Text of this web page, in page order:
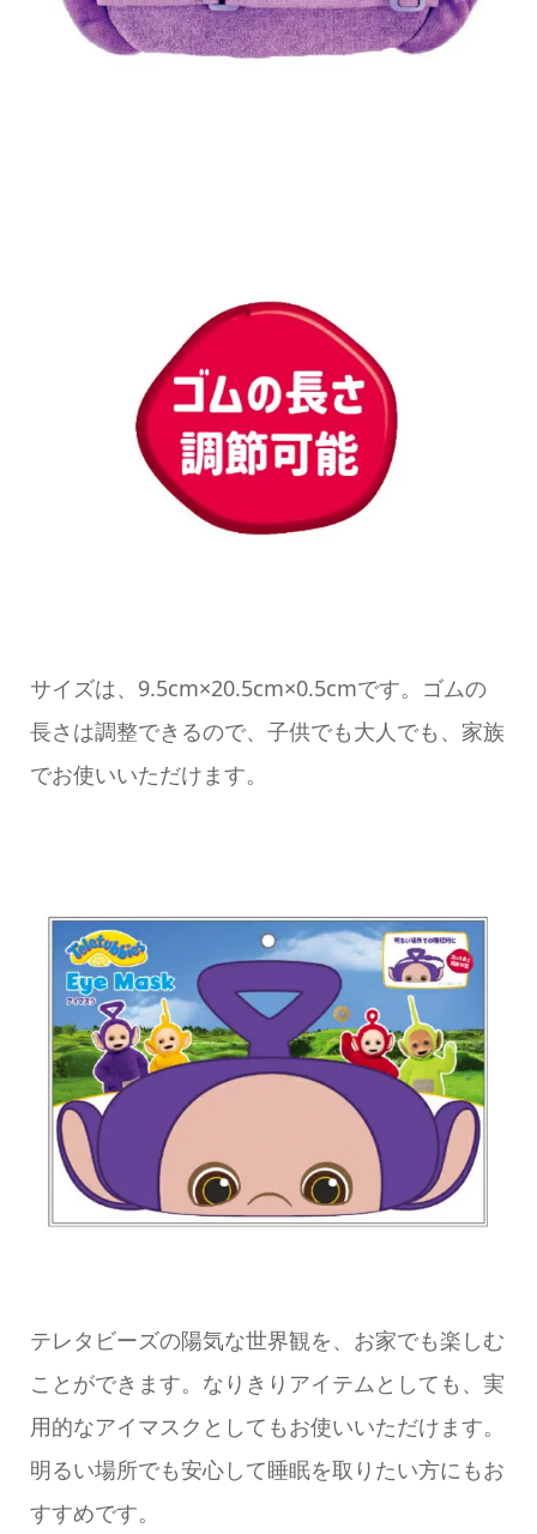
サイズは、9.5cm×20.5cm×0.5cmです。ゴムの
長さは調整できるので、子供でも大人でも、家族
でお使いいただけます。
テレタビーズの陽気な世界観を、お家でも楽しむ
ことができます。なりきりアイテムとしても、実
用的なアイマスクとしてもお使いいただけます。
明るい場所でも安心して睡眠を取りたい方にもお
すすめです。